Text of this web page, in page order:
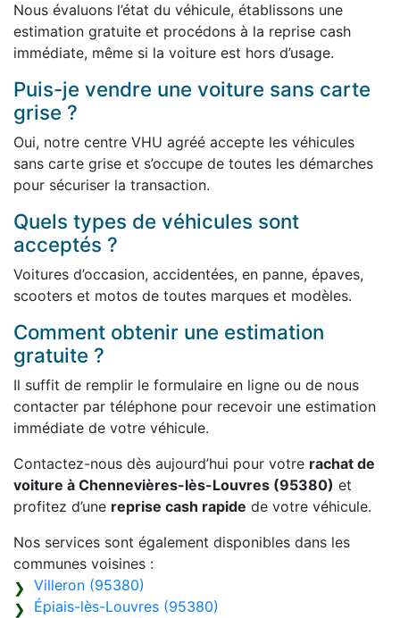
Nous évaluons l’état du véhicule, établissons une
estimation gratuite et procédons à la reprise cash
immédiate, même si la voiture est hors d’usage.
Puis-je vendre une voiture sans carte
grise ?
Oui, notre centre VHU agréé accepte les véhicules
sans carte grise et s’occupe de toutes les démarches
pour sécuriser la transaction.
Quels types de véhicules sont
acceptés ?
Voitures d’occasion, accidentées, en panne, épaves,
scooters et motos de toutes marques et modèles.
Comment obtenir une estimation
gratuite ?
Il suffit de remplir le formulaire en ligne ou de nous
contacter par téléphone pour recevoir une estimation
immédiate de votre véhicule.
Contactez-nous dès aujourd’hui pour votre rachat de
voiture à Chennevières-lès-Louvres (95380) et
profitez d’une reprise cash rapide de votre véhicule.
Nos services sont également disponibles dans les
communes voisines :
Villeron (95380)
Épiais-lès-Louvres (95380)